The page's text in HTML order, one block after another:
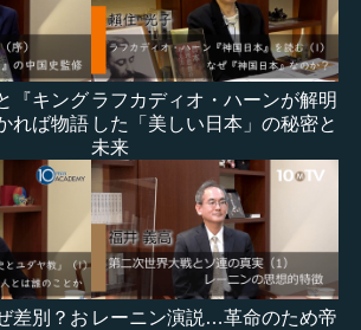
『キング
れば物語
ラフカディオ・ハーンが解明
した「美しい日本」の秘密と
未来
差別？お レーニン演説…革命のため帝